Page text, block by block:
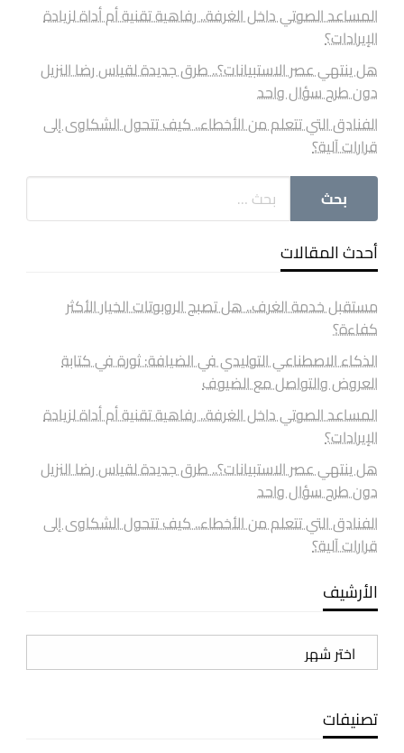
المساعد الصوتي داخل الغرفة.. رفاهية تقنية أم أداة لزيادة
الإيرادات؟
هل ينتهي عصر الاستبيانات؟.. طرق جديدة لقياس رضا النزيل
دون طرح سؤال واحد
الفنادق التي تتعلم من الأخطاء.. كيف تتحول الشكاوى إلى
قرارات آلية؟
أحدث المقالات
مستقبل خدمة الغرف.. هل تصبح الروبوتات الخيار الأكثر
كفاءة؟
الذكاء الاصطناعي التوليدي في الضيافة: ثورة في كتابة
العروض والتواصل مع الضيوف
المساعد الصوتي داخل الغرفة.. رفاهية تقنية أم أداة لزيادة
الإيرادات؟
هل ينتهي عصر الاستبيانات؟.. طرق جديدة لقياس رضا النزيل
دون طرح سؤال واحد
الفنادق التي تتعلم من الأخطاء.. كيف تتحول الشكاوى إلى
قرارات آلية؟
الأرشيف
الأرشيف
تصنيفات